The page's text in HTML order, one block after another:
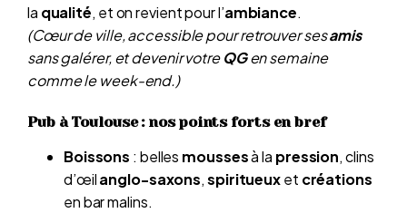
la qualité, et on revient pour l’ambiance.
(Cœur de ville, accessible pour retrouver sesamis
sans galérer, et devenir votreQGen semaine
comme le week-end.)
Pub à Toulouse : nos points forts en bref
Boissons : belles moussesà la pression, clins
d’œilanglo-saxons,spiritueuxet créations
en bar malins.